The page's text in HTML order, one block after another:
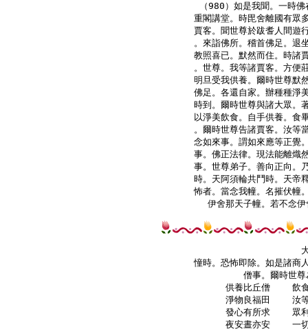
（980）如是我聞。一時
重閣講堂。時毘舍離國有眾
賈客。聞世尊於跋耆人間遊
。來詣佛所。稽首佛足。退
教照喜已。默然而住。時諸
。世尊。我等諸賈客。方便
明旦受我供養。爾時世尊默
佛足。各還自家。辦種種淨
時到。爾時世尊與諸大眾。
以淨美飲食。自手供養。食
。爾時世尊告諸賈客。汝等
念如來事。謂如來應等正覺
事。佛正法律。現法能離熾
事。世尊弟子。善向正向。
時。天阿須輪共鬥時。天帝
怖者。當念我幢。名摧伏幢
伊舍那天子幢。若不念
憧時。恐怖即除。如是諸商
僧事。爾時世
供養比丘僧    飲
淨物良福田    汝
發心有所求    眾
夜安晝亦安    一